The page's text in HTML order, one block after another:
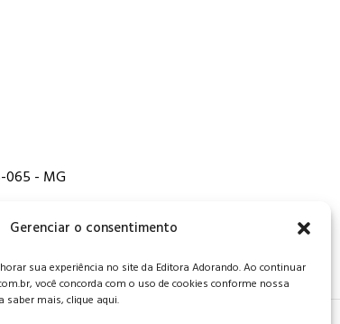
Gerenciar o consentimento
sua experiência no site da Editora Adorando. Ao continuar
você concorda com o uso de cookies conforme nossa
saber mais, clique aqui.
065 - MG